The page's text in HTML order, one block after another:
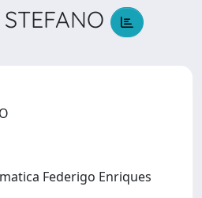
Federigo Enriques